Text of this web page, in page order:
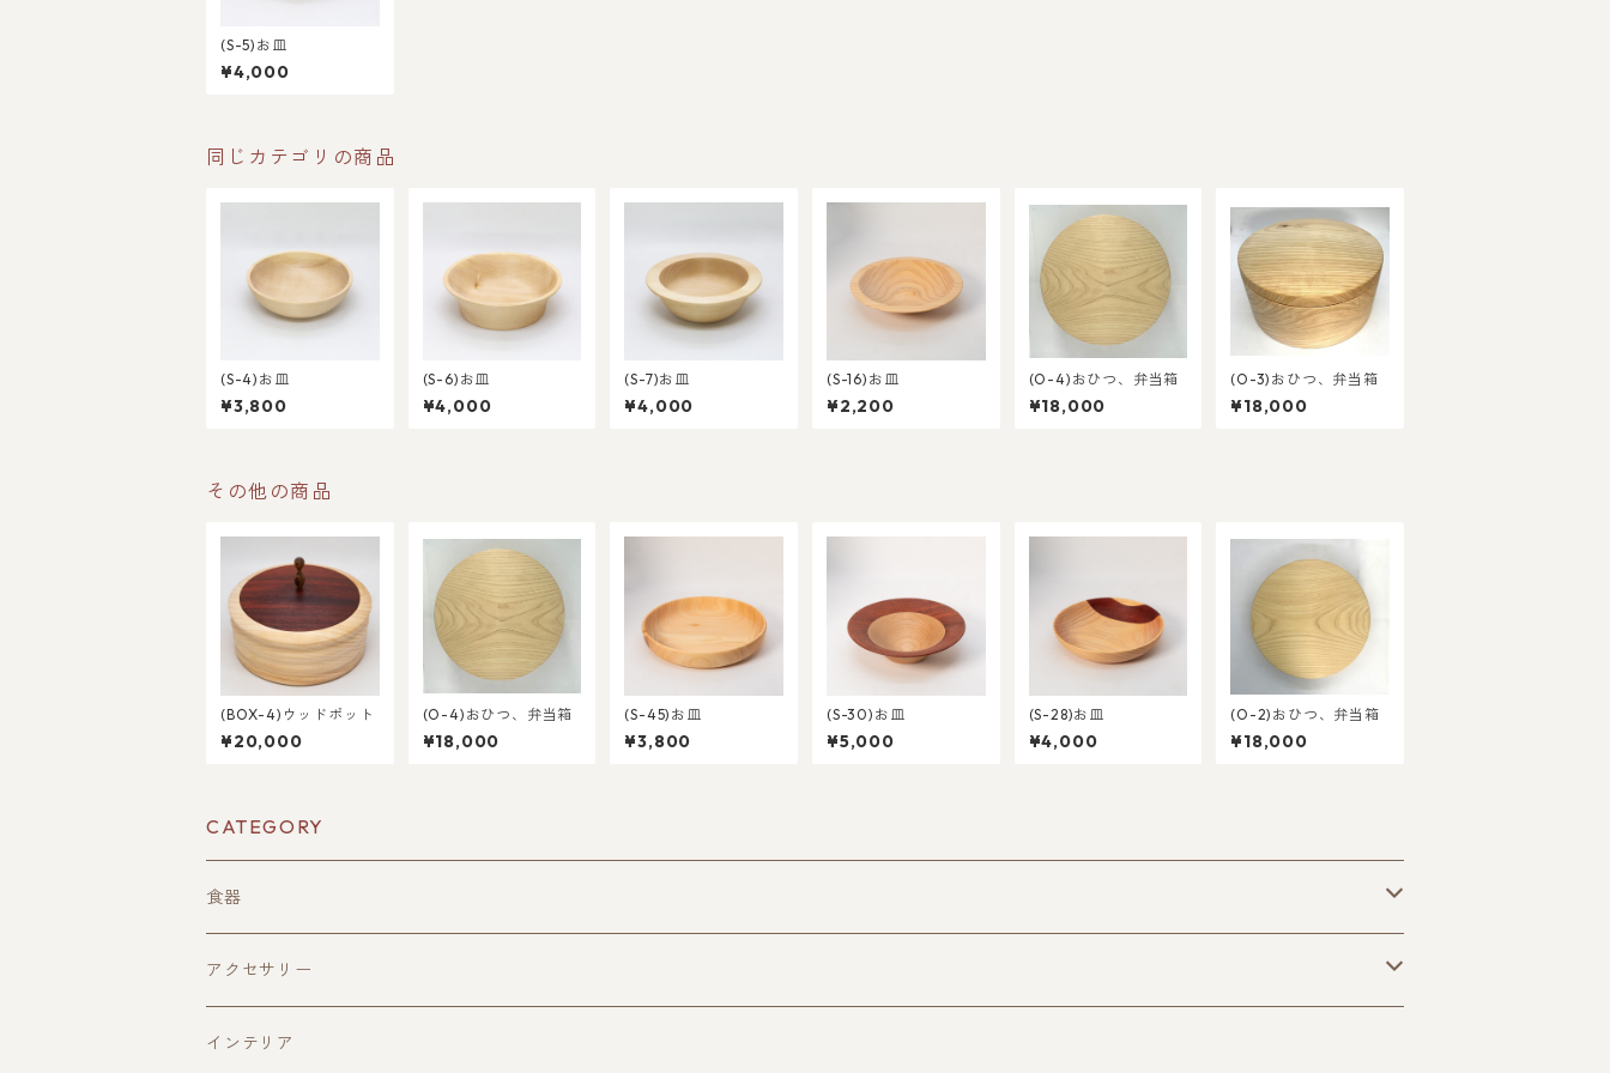
(S-5)お皿
¥4,000
同じカテゴリの商品
(S-4)お皿
¥3,800
(S-6)お皿
¥4,000
(S-7)お皿
¥4,000
(S-16)お皿
¥2,200
(O-4)おひつ、弁当箱
¥18,000
(O-3)おひつ、弁当箱
¥18,000
その他の商品
(BOX-4)ウッドポット
¥20,000
(O-4)おひつ、弁当箱
¥18,000
(S-45)お皿
¥3,800
(S-30)お皿
¥5,000
(S-28)お皿
¥4,000
(O-2)おひつ、弁当箱
¥18,000
CATEGORY
食器
酒器
ぐい呑み(寄木造)
皿
アクセサリー
ペンダント
インテリア